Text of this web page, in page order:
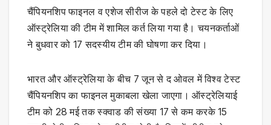
चैंपियनशिप फाइनल व एशेज सीरीज के पहले दो टेस्‍ट के लिए
ऑस्‍ट्रेलिया की टीम में शामिल कर्त लिया गया है। चयनकर्ताओं
ने बुधवार को 17 सदस्‍यीय टीम की घोषणा कर दिया।
भारत और ऑस्‍ट्रेलिया के बीच 7 जून से द ओवल में विश्‍व टेस्‍ट
चैंपियनशिप का फाइनल मुकाबला खेला जाएगा। ऑस्‍ट्रेलियाई
टीम को 28 मई तक स्‍क्‍वाड की संख्‍या 17 से कम करके 15